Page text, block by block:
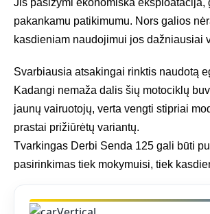
pakankamu patikimumu. Nors galios
kasdieniam naudojimui jos dažniausiai
Svarbiausia atsakingai rinktis naudotą
Kadangi nemaža dalis šių motociklų
jaunų vairuotojų, verta vengti stipriai
prastai prižiūrėtų variantų.
Tvarkingas Derbi Senda 125 gali būti
pasirinkimas tiek mokymuisi, tiek